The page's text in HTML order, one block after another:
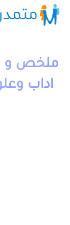
ملخص و
اداب